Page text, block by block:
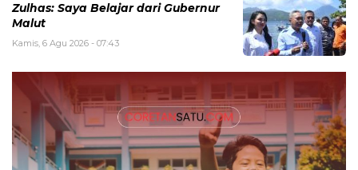
Zulhas: Saya Belajar dari Gubernur
Malut
Kamis, 6 Agu 2026 - 07:43